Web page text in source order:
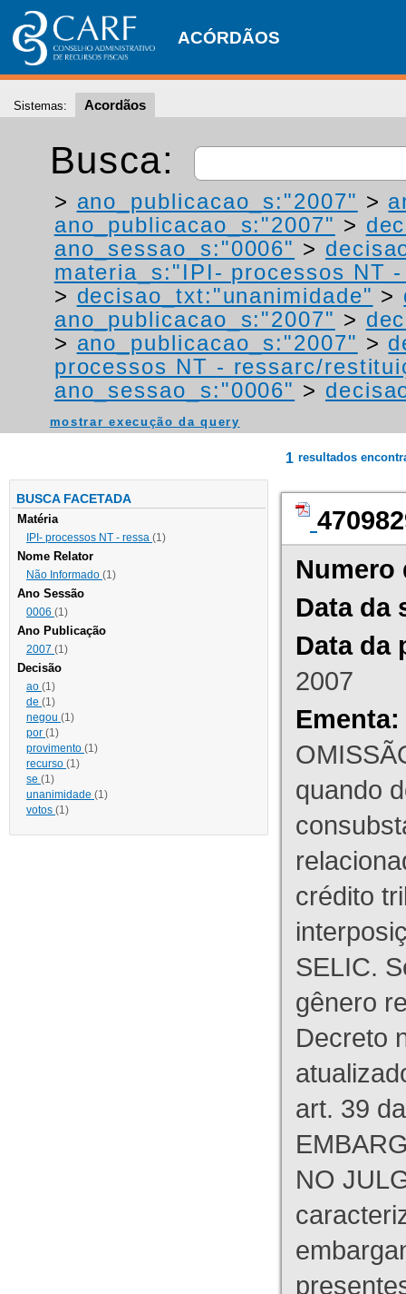
ACÓRDÃOS
Sistemas: Acordãos
Busca:
> ano_publicacao_s:"2007" >
ano_publicacao_s:"2007" >
ano_sessao_s:"0006" >
materia_s:"IPI- processos NT
> decisao_txt:"unanimidade" >
ano_publicacao_s:"2007" >
> ano_publicacao_s:"2007" >
processos NT - ressarc/
ano_sessao_s:"0006" >
mostrar execução da query
BUSCA FACETADA
Matéria
IPI- processos NT - ressa (1)
Nome Relator
Não Informado (1)
Ano Sessão
0006 (1)
Ano Publicação
2007 (1)
Decisão
ao (1)
de (1)
negou (1)
por (1)
provimento (1)
recurso (1)
se (1)
unanimidade (1)
votos (1)
1 resultados
Numero
Data da
Data da
2007
Ementa:
quando
crédito
SELIC.
gênero
Decreto
art. 39
NO